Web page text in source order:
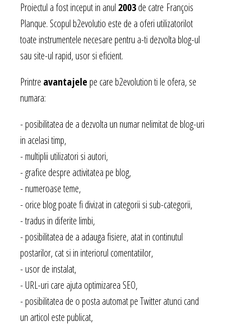
Proiectul a fost inceput in anul 2003de catre François
Planque. Scopul b2evolutio este de a oferi utilizatorilot
toate instrumentele necesare pentru a-ti dezvolta blog-ul
sau site-ul rapid, usor si eficient.
Printre avantajele pe care b2evolution ti le ofera, se
numara:
- posibilitatea de a dezvolta un numar nelimitat de blog-uri
in acelasi timp,
- multiplii utilizatori si autori,
- grafice despre activitatea pe blog,
- numeroase teme,
- orice blog poate fi divizat in categorii si sub-categorii,
- tradus in diferite limbi,
- posibilitatea de a adauga fisiere, atat in continutul
postarilor, cat si in interiorul comentatiilor,
- usor de instalat,
- URL-uri care ajuta optimizarea SEO,
- posibilitatea de o posta automat pe Twitter atunci cand
un articol este publicat,